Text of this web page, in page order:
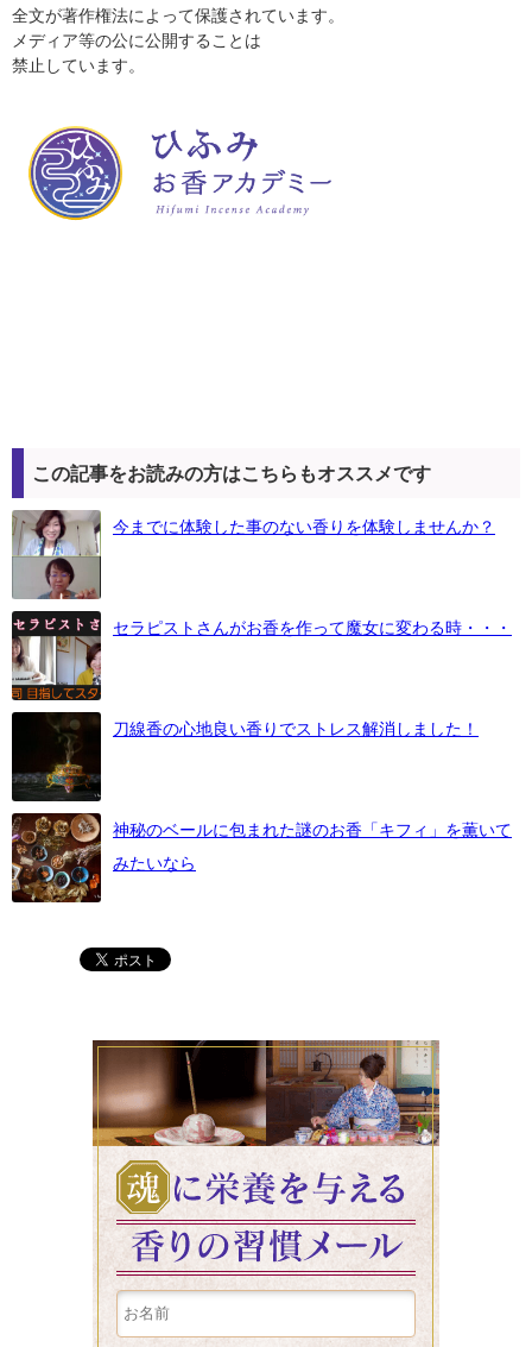
全文が著作権法によって保護されています。
メディア等の公に公開することは
禁止しています。
この記事をお読みの方はこちらもオススメです
今までに体験した事のない香りを体験しませんか？
セラピストさんがお香を作って魔女に変わる時・・・
刀線香の心地良い香りでストレス解消しました！
神秘のベールに包まれた謎のお香「キフィ」を薫いて
みたいなら